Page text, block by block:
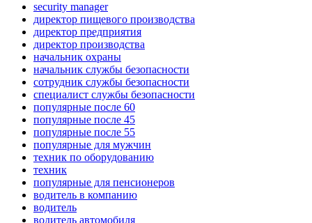
security manager
директор пищевого производства
директор предприятия
директор производства
начальник охраны
начальник службы безопасности
сотрудник службы безопасности
специалист службы безопасности
популярные после 60
популярные после 45
популярные после 55
популярные для мужчин
техник по оборудованию
техник
популярные для пенсионеров
водитель в компанию
водитель
водитель автомобиля